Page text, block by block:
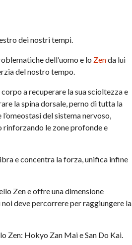
dei nostri tempi.
dell’uomo e lo Zenda lui
del nostro tempo.
a recuperare la sua scioltezza e
la spina dorsale, perno di tutta la
del sistema nervoso,
rinforzando le zone profonde e
e concentra la forza, unifica infine
Zen e offre una dimensione
deve percorrere per raggiungere la
Zen: Hokyo Zan Mai e San Do Kai.